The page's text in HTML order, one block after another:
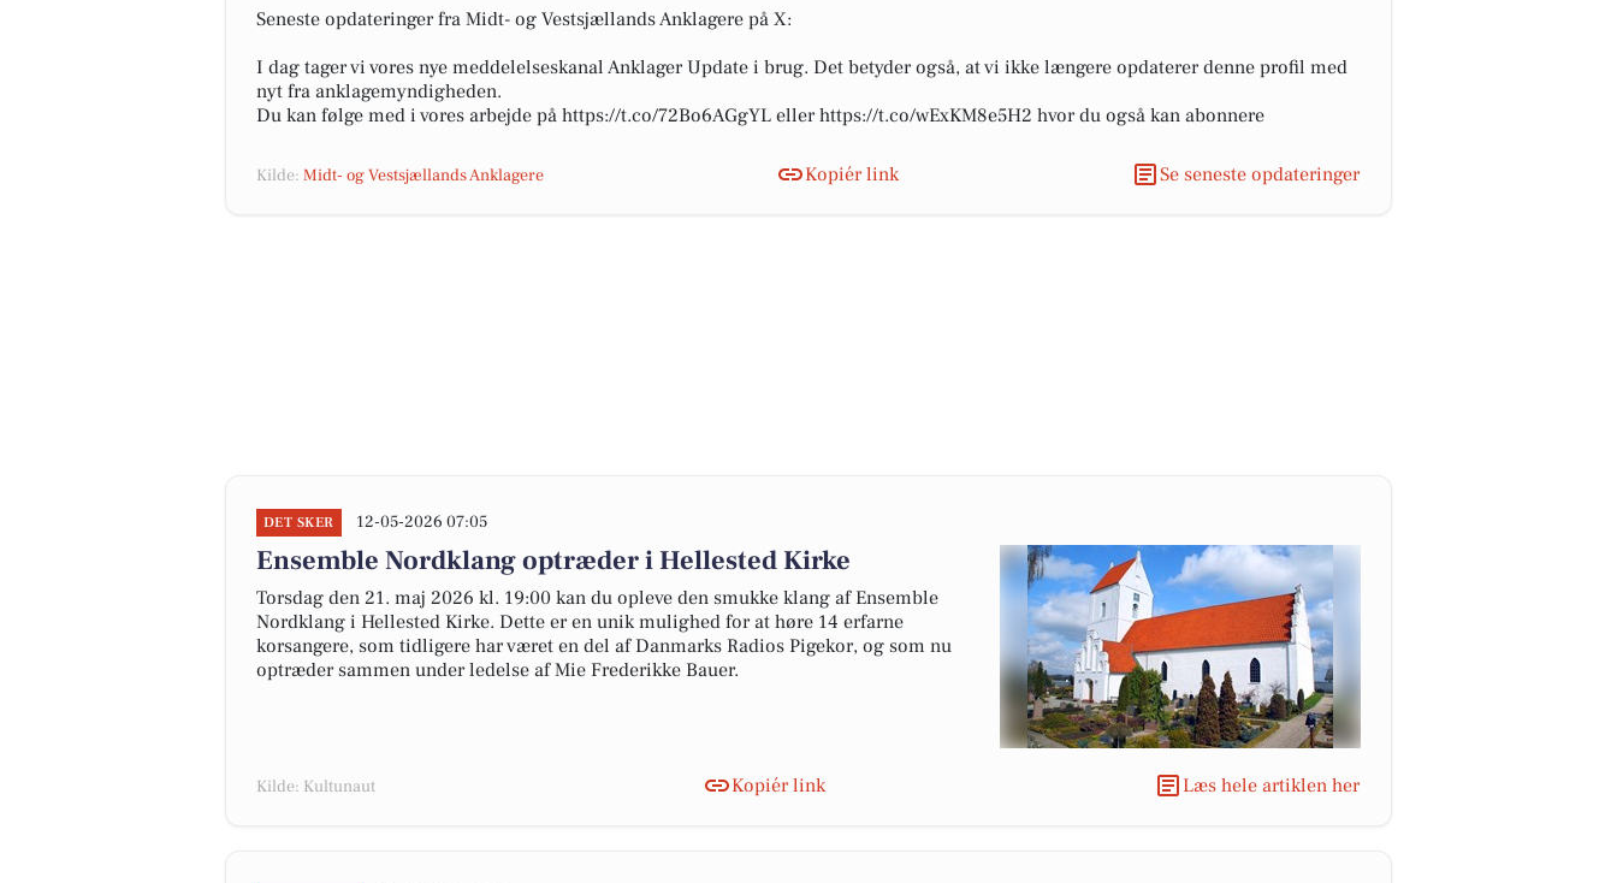
Seneste opdateringer fra Midt- og Vestsjællands Anklagere på X:
I dag tager vi vores nye meddelelseskanal Anklager Update i brug. Det betyder også, at vi ikke længere opdaterer denne profil med
nyt fra anklagemyndigheden.
Du kan følge med i vores arbejde på https://t.co/72Bo6AGgYL eller https://t.co/wExKM8e5H2 hvor du også kan abonnere
Kilde: Midt- og Vestsjællands Anklagere Kopiér link Se seneste opdateringer
DET SKER 12-05-2026 07:05
Ensemble Nordklang optræder i Hellested Kirke
Torsdag den 21. maj 2026 kl. 19:00 kan du opleve den smukke klang af Ensemble
Nordklang i Hellested Kirke. Dette er en unik mulighed for at høre 14 erfarne
korsangere, som tidligere har været en del af Danmarks Radios Pigekor, og som nu
optræder sammen under ledelse af Mie Frederikke Bauer.
Kilde: Kultunaut Kopiér link Læs hele artiklen her